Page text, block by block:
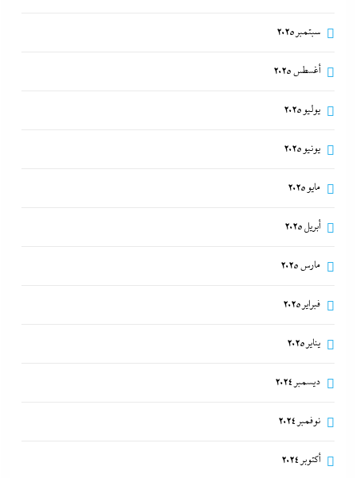
سبتمبر 2025
أغسطس 2025
يوليو 2025
يونيو 2025
مايو 2025
أبريل 2025
مارس 2025
فبراير 2025
يناير 2025
ديسمبر 2024
نوفمبر 2024
أكتوبر 2024